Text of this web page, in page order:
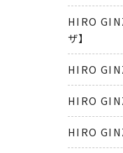
HIRO
ザ】
HIRO
HIRO
HIRO